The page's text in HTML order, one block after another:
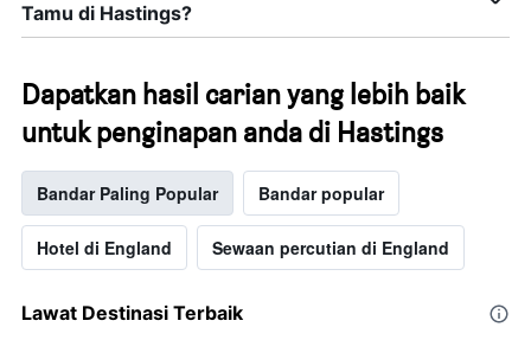
Tamu di Hastings?
Dapatkan hasil carian yang lebih baik
untuk penginapan anda di Hastings
Bandar Paling Popular Bandar popular
Hotel di England Sewaan percutian di England
Lawat Destinasi Terbaik